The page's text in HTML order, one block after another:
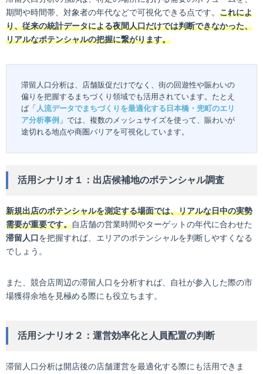
期間や時間帯、対象者の年代などで可視化できる点です。 これによ
り、従来の統計データによる夜間人口だけでは判断できなかった、
リアルなポテンシャルの把握に繋がります。
滞留人口分析は、店舗販促だけでなく、街の回遊性や賑わいの
偏りを把握するまちづくり領域でも活用されています。たとえ
ば「 人流データでまちづくりを最適化する日本橋・兜町のエリ
ア分析事例 」では、複数のメッシュサイズを使って、賑わいが
途切れる地点や商圏バリアを可視化しています。
活用シナリオ１：出店候補地のポテンシャル調査
新規出店のポテンシャルを測定する場面では、リアルな日中の実勢
需要が重要です。自店舗の営業時間やターゲットの年代に合わせた
滞留人口を把握すれば、エリアのポテンシャルを判断しやすくなる
でしょう。
また、競合店周辺の滞留人口を分析すれば、自社が参入した際の市
場獲得余地を見極める際にも役立ちます。
活用シナリオ２：運営効率化と人員配置の判断
滞留人口分析は開店後の店舗運営を最適化する際にも活用できま